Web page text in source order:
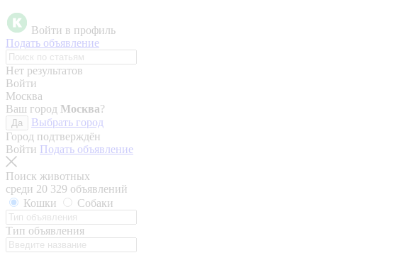
Войти в профиль
Подать объявление
Нет результатов
Войти
Москва
Ваш город Москва?
Да
Выбрать город
Город подтверждён
Войти Подать объявление
Поиск животных
среди 20 329 объявлений
Кошки
Собаки
Тип объявления